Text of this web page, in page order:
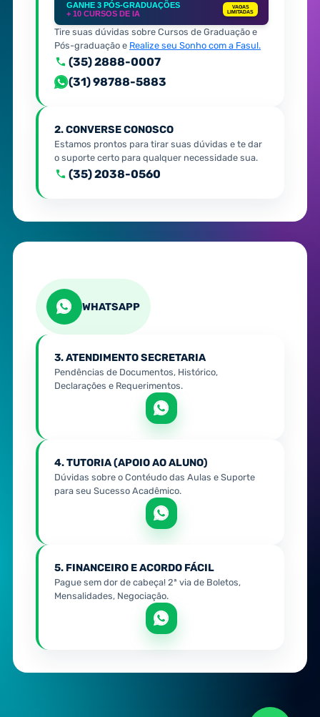
GANHE 3 PÓS-GRADUAÇÕES
+ 10 CURSOS DE IA
VAGAS
LIMITADAS
Tire suas dúvidas sobre Cursos de Graduação e
Pós-graduação e Realize seu Sonho com a Fasul.
(35) 2888-0007
(31) 98788-5883
2. CONVERSE CONOSCO
Estamos prontos para tirar suas dúvidas e te dar
o suporte certo para qualquer necessidade sua.
(35) 2038-0560
WHATSAPP
3. ATENDIMENTO SECRETARIA
Pendências de Documentos, Histórico,
Declarações e Requerimentos.
4. TUTORIA (APOIO AO ALUNO)
Dúvidas sobre o Contéudo das Aulas e Suporte
para seu Sucesso Acadêmico.
5. FINANCEIRO E ACORDO FÁCIL
Pague sem dor de cabeça! 2ª via de Boletos,
Mensalidades, Negociação.